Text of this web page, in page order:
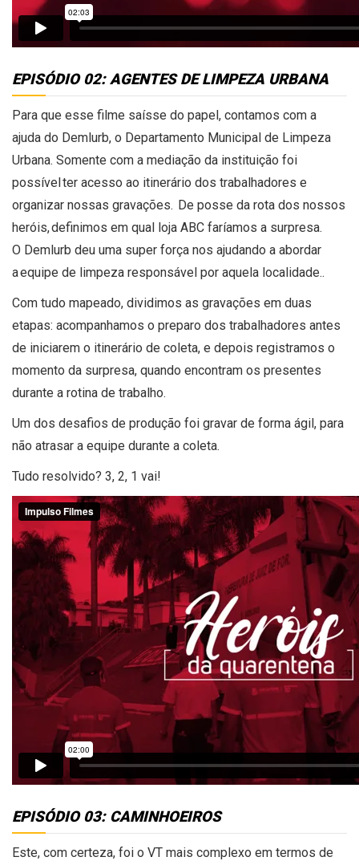
EPISÓDIO 02: AGENTES DE LIMPEZA URBANA
Para que esse filme saísse do papel, contamos com a
ajuda do Demlurb, o Departamento Municipal de Limpeza
Urbana. Somente com a mediação da instituição foi
possível ter acesso ao itinerário dos trabalhadores e
organizar nossas gravações. De posse da rota dos nossos
heróis, definimos em qual loja ABC faríamos a surpresa.
O Demlurb deu uma super força nos ajudando a abordar
a equipe de limpeza responsável por aquela localidade..
Com tudo mapeado, dividimos as gravações em duas
etapas: acompanhamos o preparo dos trabalhadores antes
de iniciarem o itinerário de coleta, e depois registramos o
momento da surpresa, quando encontram os presentes
durante a rotina de trabalho.
Um dos desafios de produção foi gravar de forma ágil, para
não atrasar a equipe durante a coleta.
Tudo resolvido? 3, 2, 1 vai!
EPISÓDIO 03: CAMINHOEIROS
Este, com certeza, foi o VT mais complexo em termos de